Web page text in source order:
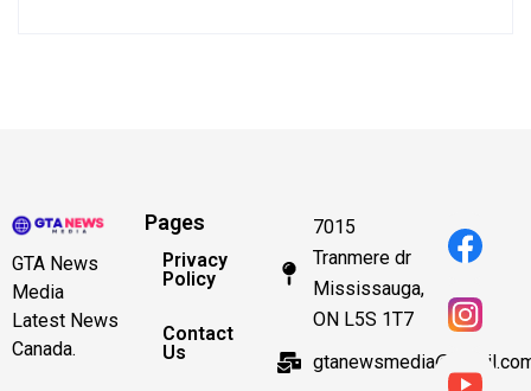
GTA News
Media
Latest News
Canada.
Pages
Privacy
Policy
Contact
Us
7015
Tranmere dr
Mississauga,
ON L5S 1T7